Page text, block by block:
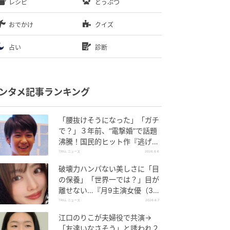
レシピ どうぶつ
おでかけ クイズ
占い 診断
タメ記事ランキング
「腰抜けそうになった」「ガチ
で？」３年前、“電撃婚”で話題
沸騰！国民的ヒット作『逃げ
恥』で異彩放った【国宝級イケ
TRILL ニュース 2026.8.6
破壊力ハンパない美しさに「目
の保養」「世界一では？」目が
離せない…『月9主演女優（34
歳）』“極上”美ショットがすご
TRILL ニュース 2026.8.7
江口のりこが夫婦役で共演→
「友達いなさそう」と誘われ２